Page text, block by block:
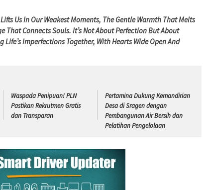
Us In Our Weakest Moments, The Gentle Warmth That Melts
That Connects Souls. It’s Not About Perfection But About
Imperfections Together, With Hearts Wide Open And
Waspada Penipuan! PLN
Pastikan Rekrutmen Gratis
dan Transparan
Pertamina Dukung Kemandirian
Desa di Sragen dengan
Pembangunan Air Bersih dan
Pelatihan Pengelolaan